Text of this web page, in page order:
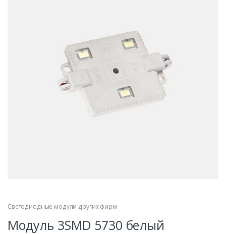
Светодиодные модули других фирм
Модуль 3SMD 5730 белый